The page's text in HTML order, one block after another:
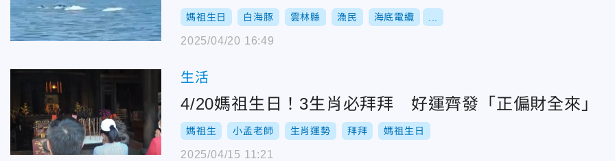
媽祖生日 白海豚 雲林縣 漁民 海底電纜
2025/04/20 16:49
生活
4/20媽祖生日！3生肖必拜拜 好運齊發「正偏財全來」
媽祖生 小孟老師 生肖運勢 拜拜 媽祖生日
2025/04/15 11:21